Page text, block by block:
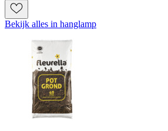
Bekijk alles in hanglamp